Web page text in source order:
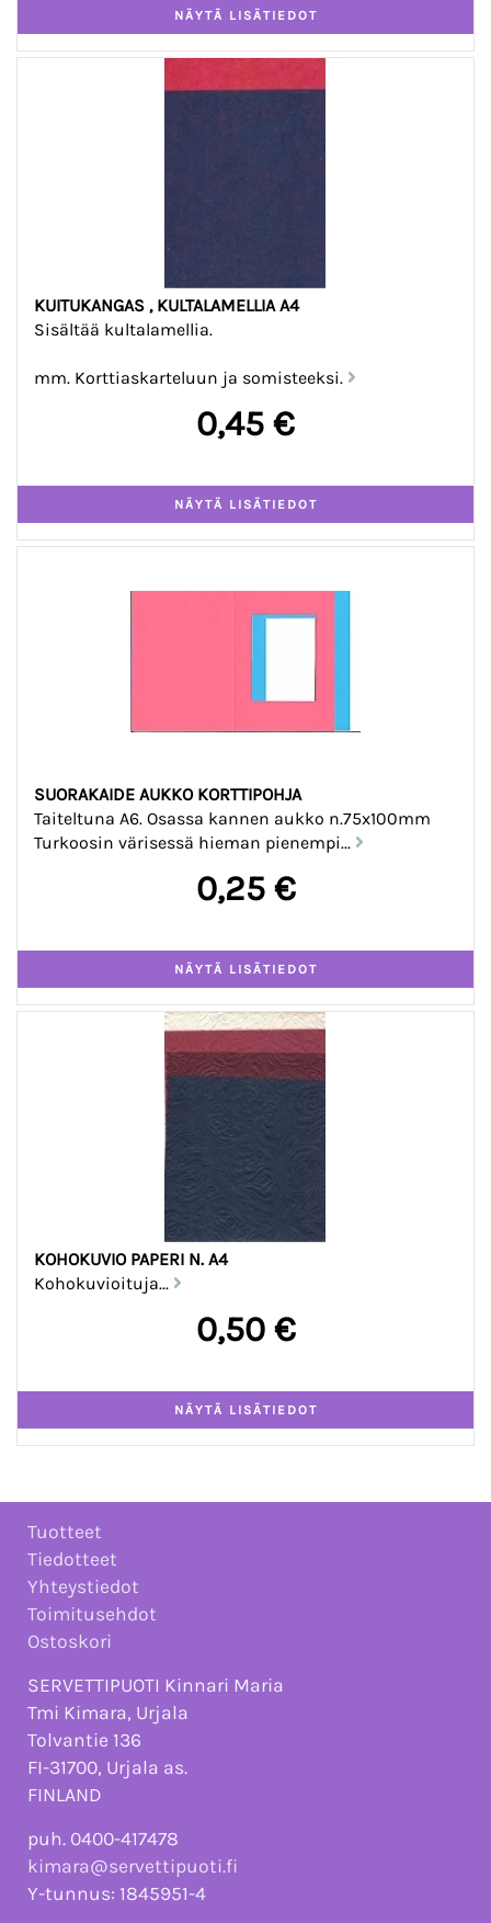
KUITUKANGAS , KULTALAMELLIA A4
Sisältää kultalamellia.
mm. Korttiaskarteluun ja somisteeksi.
0,45 €
SUORAKAIDE AUKKO KORTTIPOHJA
Taiteltuna A6. Osassa kannen aukko n.75x100mm
Turkoosin värisessä hieman pienempi...
0,25 €
KOHOKUVIO PAPERI N. A4
Kohokuvioituja...
0,50 €
Tuotteet
Tiedotteet
Yhteystiedot
Toimitusehdot
Ostoskori
SERVETTIPUOTI Kinnari Maria
Tmi Kimara, Urjala
Tolvantie 136
FI-31700, Urjala as.
FINLAND
puh. 0400-417478
kimara@servettipuoti.fi
Y-tunnus: 1845951-4